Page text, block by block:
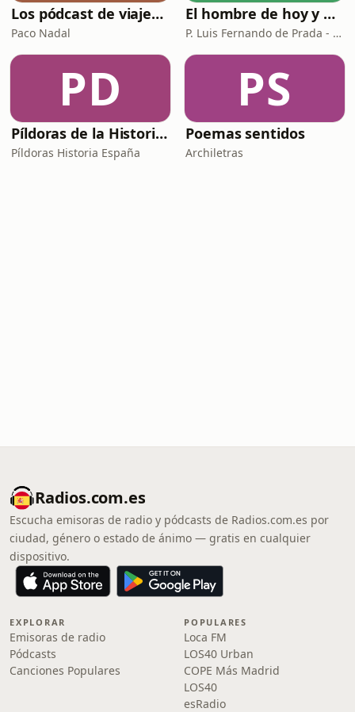
Los pódcast de viajes de Paco Nadal
Paco Nadal
El hombre de hoy y Dios
P. Luis Fernando de Prada - Radio María ESP
PD
Píldoras de la Historia de España
Píldoras Historia España
PS
Poemas sentidos
Archiletras
Radios.com.es
Escucha emisoras de radio y pódcasts de Radios.com.es por
ciudad, género o estado de ánimo — gratis en cualquier
dispositivo.
EXPLORAR
Emisoras de radio
Pódcasts
Canciones Populares
POPULARES
Loca FM
LOS40 Urban
COPE Más Madrid
LOS40
esRadio